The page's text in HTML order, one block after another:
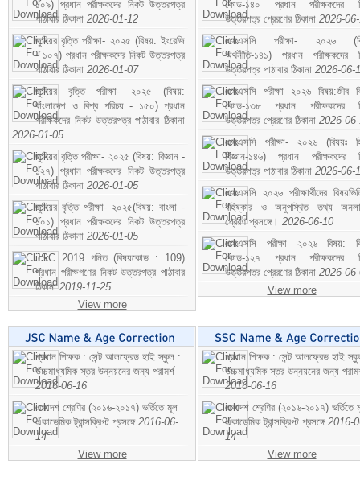
১০৯) প্রধান পরীক্ষকদের নিকট উত্তরপত্র
পাঠাবার ঠিকানা 2026-01-12
জুনিয়র বৃত্তি পরীক্ষা- ২০২৫ (বিষয়: ইংরেজি
- ১০৭) প্রধান পরীক্ষকদের নিকট উত্তরপত্র
পাঠাবার ঠিকানা 2026-01-07
জুনিয়র বৃত্তি পরীক্ষা- ২০২৫ (বিষয়:
বাংলাদেশ ও বিশ্ব পরিচয় - ১৫০) প্রধান
পরীক্ষকদের নিকট উত্তরপত্র পাঠাবার ঠিকানা
2026-01-05
জুনিয়র বৃত্তি পরীক্ষা- ২০২৫ (বিষয়: বিজ্ঞান -
১২৭) প্রধান পরীক্ষকদের নিকট উত্তরপত্র
পাঠাবার ঠিকানা 2026-01-05
জুনিয়র বৃত্তি পরীক্ষা- ২০২৫(বিষয়: বাংলা -
১০১) প্রধান পরীক্ষকদের নিকট উত্তরপত্র
পাঠাবার ঠিকানা 2026-01-05
JSC 2019 গনিত (বিষয়কোড : 109)
প্রধান পরীক্ষগণের নিকট উত্তরপত্র পাঠাবার
ঠিকানা2019-11-25
View more
কোড-১৪০ প্রধান পরীক্ষকদের
উত্তরপত্র প্রেরণের ঠিকানা 2026-
এসএসসি পরীক্ষা- ২০২৬
অর্থনীতি-১৪১) প্রধান পরীক্ষকদের
উত্তরপত্র পাঠাবার ঠিকানা 2026-06-
এসএসসি পরীক্ষা ২০২৬ বিষয়:জীব
কোড-১৩৮ প্রধান পরীক্ষকদের
উত্তরপত্র প্রেরণের ঠিকানা 2026-
এসএসসি পরীক্ষা- ২০২৬ (বিষয়ঃ
বিজ্ঞান-১৪৬) প্রধান পরীক্ষকদের
উত্তরপত্র পাঠাবার ঠিকানা 2026-06-
এসএসসি ২০২৬ পরীক্ষার্থীদের
বহিষ্কার ও অনুপস্থিত তথ্য
প্রেরণ প্রসঙ্গে। 2026-06-10
এসএসসি পরীক্ষা ২০২৬ বিষয়:
কোড-১২৭ প্রধান পরীক্ষকদের
উত্তরপত্র প্রেরণের ঠিকানা 2026-
View more
প্রধান শিক্ষক : সেন্ট আলফ্রেড হাই স্কুল :
উচ্চমাধ্যমিক স্তর উন্নয়নের জন্য পরামর্শ
2016-06-16
একাদশ শ্রেণির (২০১৬-২০১৭) ভর্তিতে মূল
একাডেমিক ট্রান্সক্রিপ্ট প্রসঙ্গে 2016-06-
14
View more
প্রধান শিক্ষক : সেন্ট আলফ্রেড হাই
উচ্চমাধ্যমিক স্তর উন্নয়নের জন্য
2016-06-16
একাদশ শ্রেণির (২০১৬-২০১৭) ভর্তিতে
একাডেমিক ট্রান্সক্রিপ্ট প্রসঙ্গে 2016-
14
View more